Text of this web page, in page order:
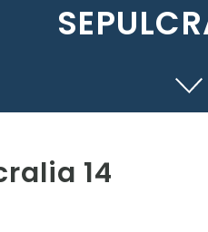
14